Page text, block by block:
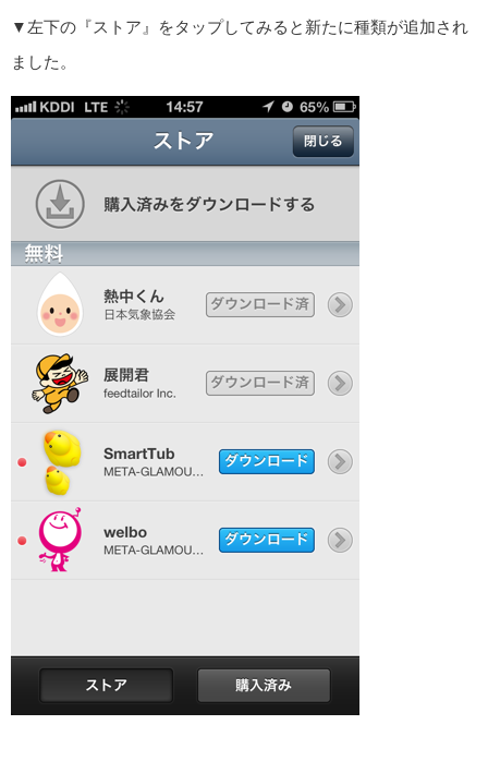
▼左下の『ストア』をタップしてみると新たに種類が追加され
ました。